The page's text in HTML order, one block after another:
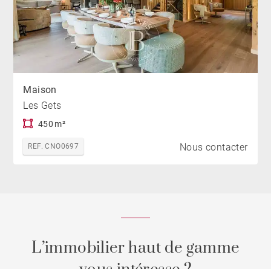
Maison
Les Gets
450 m²
REF. CNO0697 Nous contacter
L’immobilier haut de gamme